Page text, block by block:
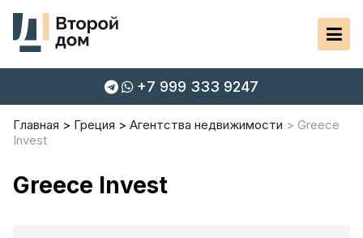
+7 999 333 9247
Главная Греция Агентства недвижимости
Greece
Invest
Greece Invest